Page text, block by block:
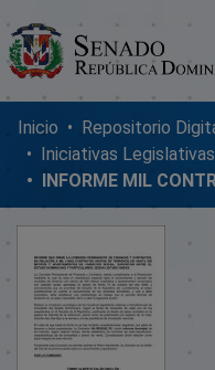
Comunidades
Glosario
Nosotros
Inicio
Iniciativas Legislativas